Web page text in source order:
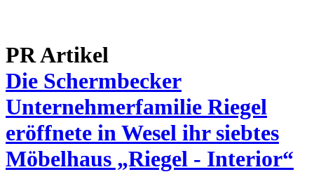
PR Artikel
Die Schermbecker
Unternehmerfamilie Riegel
eröffnete in Wesel ihr siebtes
Möbelhaus „Riegel - Interior“